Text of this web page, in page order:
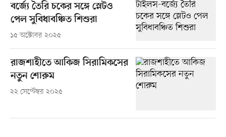
বর্জ্যে তৈরি চকের সঙ্গে স্লেটও
পেল সুবিধাবঞ্চিত শিশুরা
১৫ অক্টোবর ২০২৫
রাজশাহীতে আকিজ সিরামিকসের
নতুন শোরুম
২২ সেপ্টেম্বর ২০২৫